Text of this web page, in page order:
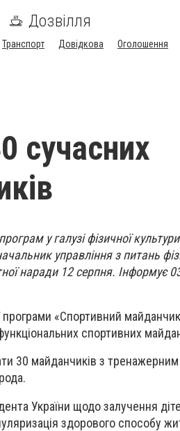
Дозвілля
Транспорт Довідкова
Оголошення
сучасних
у галузі фізичної
управління з питань
наради 12 серпня. Інформує
програми «Спортивний
спортивних
30 майданчиків з тренажерним
України щодо залучення
здорового способу